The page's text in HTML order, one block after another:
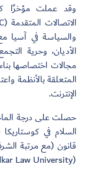
وقد عملت مؤخرًا
والسياسة في آسيا
الأديان، وحرية
مجالات اختصاصها
المتعلقة بالأنظمة
الإنترنت.
حصلت على درجة
قانون (مع مرتبة
(The Tamil Nadu Dr. Ambedkar Law University) في الهند.